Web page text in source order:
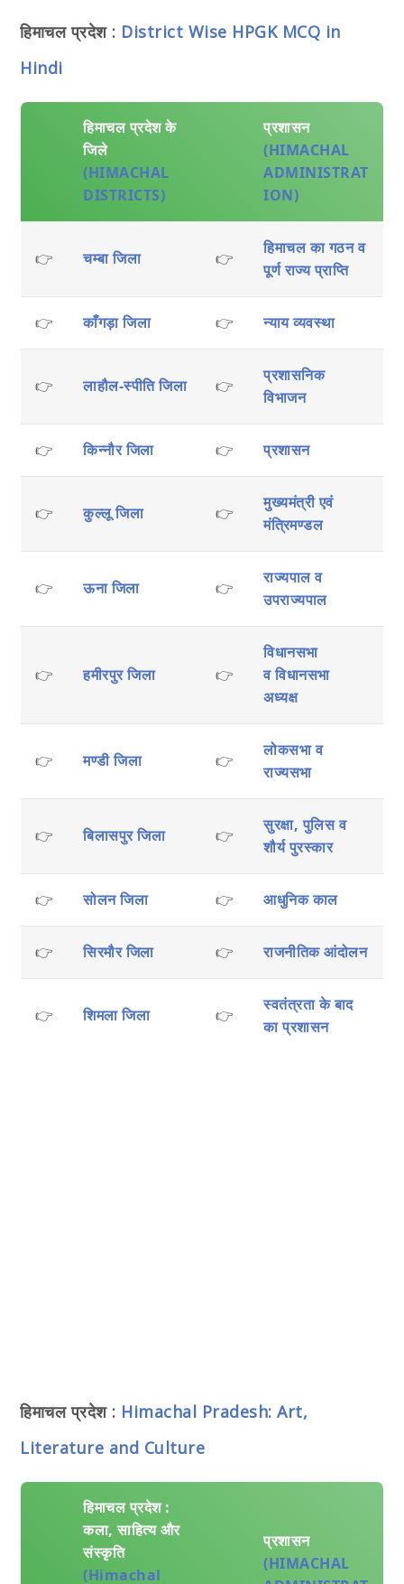
हिमाचल प्रदेश : District Wise HPGK MCQ in
Hindi
हिमाचल प्रदेश के
जिले
(HIMACHAL
DISTRICTS)
प्रशासन
(HIMACHAL
ADMINISTRAT
ION)
👉 चम्बा जिला 👉
हिमाचल का गठन व
पूर्ण राज्य प्राप्ति
👉 काँगड़ा जिला 👉 न्याय व्यवस्था
👉 लाहौल-स्पीति जिला 👉
प्रशासनिक
विभाजन
👉 किन्नौर जिला 👉 प्रशासन
👉 कुल्लू जिला 👉
मुख्यमंत्री एवं
मंत्रिमण्डल
👉 ऊना जिला 👉
राज्यपाल व
उपराज्यपाल
👉 हमीरपुर जिला 👉
विधानसभा
वविधानसभा
अध्यक्ष
👉 मण्डी जिला 👉
लोकसभा व
राज्यसभा
👉 बिलासपुर जिला 👉
सुरक्षा, पुलिस व
शौर्य पुरस्कार
👉 सोलन जिला 👉 आधुनिक काल
👉 सिरमौर जिला 👉 राजनीतिक आंदोलन
👉 शिमला जिला 👉
स्वतंत्रता के बाद
का प्रशासन
हिमाचल प्रदेश : Himachal Pradesh: Art,
Literature and Culture
हिमाचल प्रदेश :
कला, साहित्य और
संस्कृति
(Himachal
प्रशासन
(HIMACHAL